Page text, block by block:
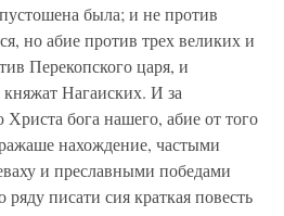
была; и не против
но абие против трех великих и
Перекопского царя, и
Нагаиских. И за
бога нашего, абие от того
нахождение, частыми
и преславными победами
писати сия краткая повесть